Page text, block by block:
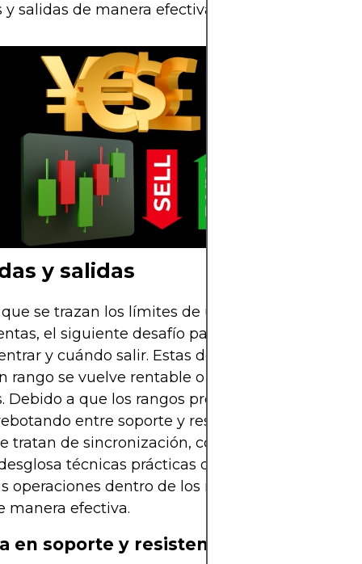
y salidas de manera efectiva dentro de esos
y salidas
se trazan los límites de un rango y se
el siguiente desafío para los traders es la
y cuándo salir. Estas decisiones
rango se vuelve rentable o una serie de
Debido a que los rangos prosperan con la
entre soporte y resistencia, las
tratan de sincronización, confirmación y
técnicas prácticas que los traders
operaciones dentro de los rangos mientras
manera efectiva.
en soporte y resistencia